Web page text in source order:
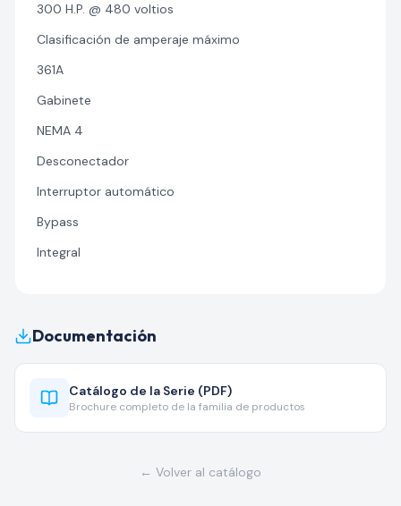
300 H.P. @ 480 voltios
Clasificación de amperaje máximo
361A
Gabinete
NEMA 4
Desconectador
Interruptor automático
Bypass
Integral
Documentación
Catálogo de la Serie (PDF)
Brochure completo de la familia de productos
← Volver al catálogo